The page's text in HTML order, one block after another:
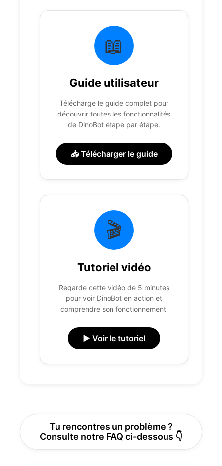
📖
Guide utilisateur
Télécharge le guide complet pour
découvrir toutes les fonctionnalités
de DinoBot étape par étape.
📥 Télécharger le guide
🎬
Tutoriel vidéo
Regarde cette vidéo de 5 minutes
pour voir DinoBot en action et
comprendre son fonctionnement.
▶️ Voir le tutoriel
Tu rencontres un problème ?
Consulte notre FAQ ci-dessous 👇